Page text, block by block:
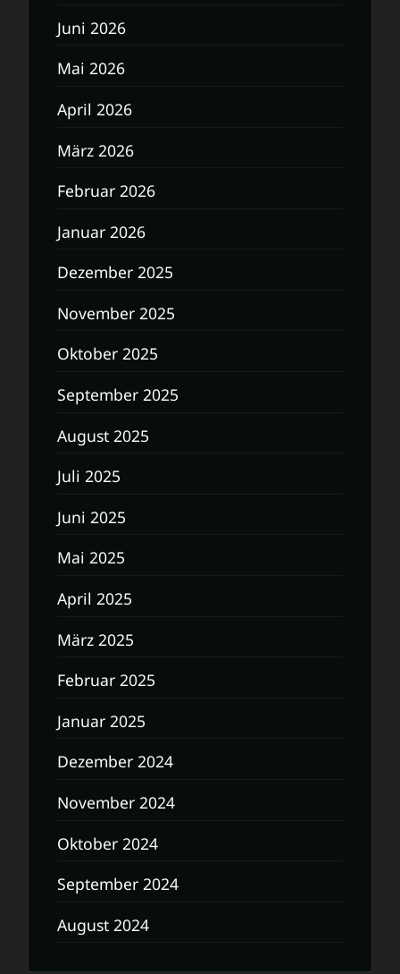
Juni 2026
Mai 2026
April 2026
März 2026
Februar 2026
Januar 2026
Dezember 2025
November 2025
Oktober 2025
September 2025
August 2025
Juli 2025
Juni 2025
Mai 2025
April 2025
März 2025
Februar 2025
Januar 2025
Dezember 2024
November 2024
Oktober 2024
September 2024
August 2024